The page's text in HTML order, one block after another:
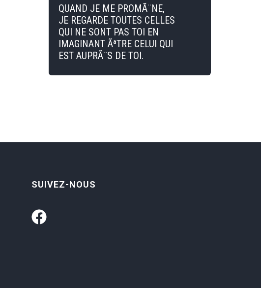
QUAND JE ME PROMÃ¨NE,
JE REGARDE TOUTES CELLES
QUI NE SONT PAS TOI EN
IMAGINANT ÃªTRE CELUI QUI
EST AUPRÃ¨S DE TOI.
SUIVEZ-NOUS